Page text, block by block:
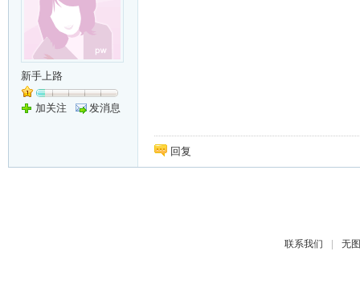
新手上路
加关注 发消息
回复
联系我们 | 无